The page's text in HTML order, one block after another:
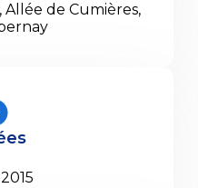
de Cumières,